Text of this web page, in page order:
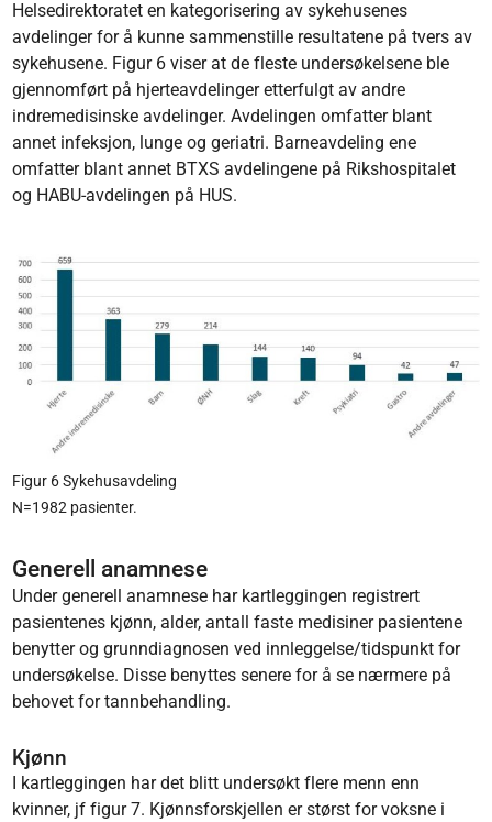
Helsedirektoratet en kategorisering av sykehusenes
avdelinger for å kunne sammenstille resultatene på tvers av
sykehusene. Figur 6 viser at de fleste undersøkelsene ble
gjennomført på hjerteavdelinger etterfulgt av andre
indremedisinske avdelinger. Avdelingen omfatter blant
annet infeksjon, lunge og geriatri. Barneavdeling ene
omfatter blant annet BTXS avdelingene på Rikshospitalet
og HABU-avdelingen på HUS.
Figur 6 Sykehusavdeling
N=1982 pasienter.
Generell anamnese
Under generell anamnese har kartleggingen registrert
pasientenes kjønn, alder, antall faste medisiner pasientene
benytter og grunndiagnosen ved innleggelse/tidspunkt for
undersøkelse. Disse benyttes senere for å se nærmere på
behovet for tannbehandling.
Kjønn
I kartleggingen har det blitt undersøkt flere menn enn
kvinner, jf figur 7. Kjønnsforskjellen er størst for voksne i